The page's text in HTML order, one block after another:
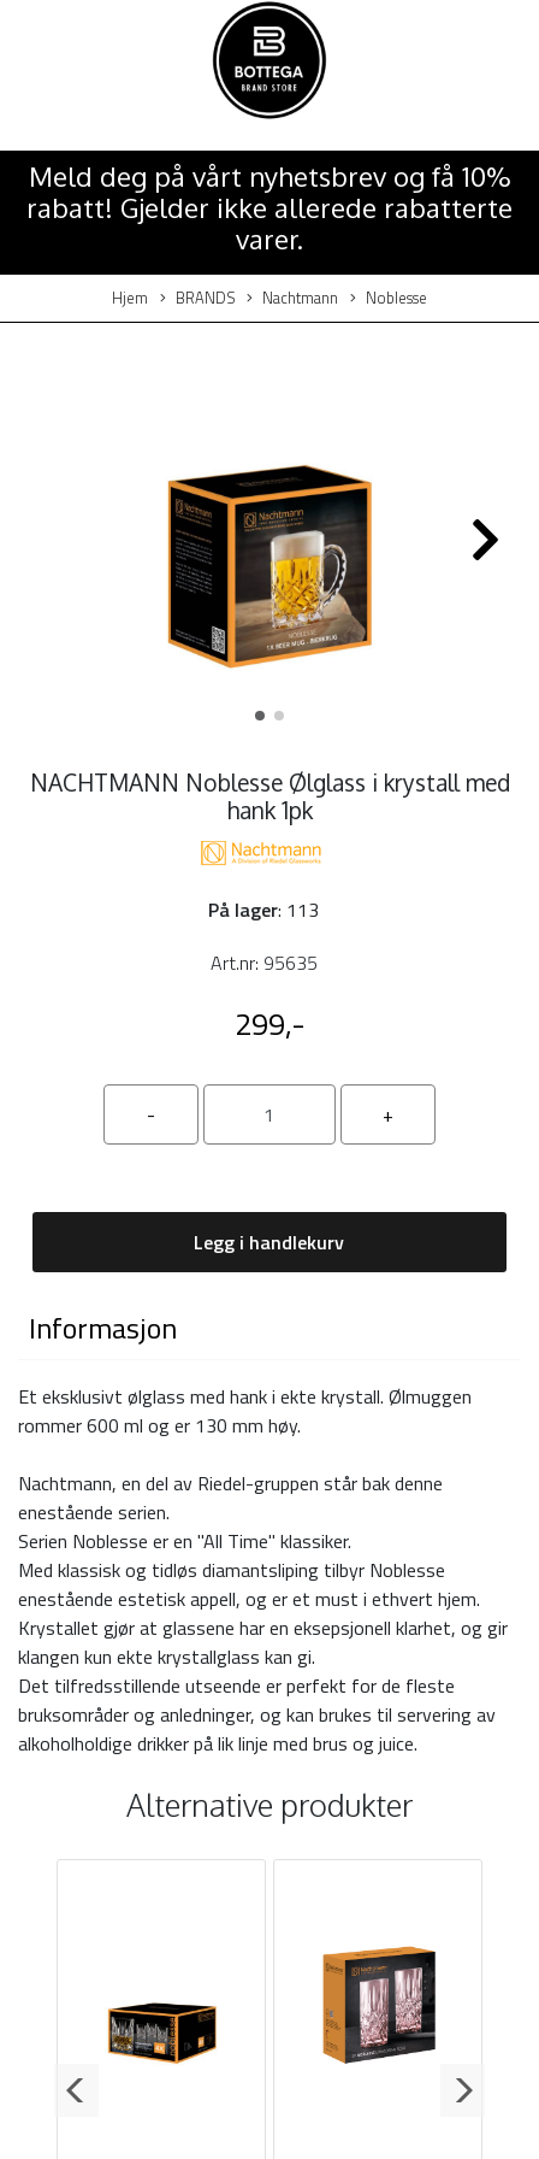
Meld deg på vårt nyhetsbrev og få 10%
rabatt! Gjelder ikke allerede rabatterte
varer.
Hjem BRANDS Nachtmann Noblesse
NACHTMANN Noblesse Ølglass i krystall med
hank 1pk
På lager: 113
Art.nr: 95635
299,-
Legg i handlekurv
Informasjon
Et eksklusivt ølglass med hank i ekte krystall. Ølmuggen
rommer 600 ml og er 130 mm høy.
Nachtmann, en del av Riedel-gruppen står bak denne
enestående serien.
Serien Noblesse er en "All Time" klassiker.
Med klassisk og tidløs diamantsliping tilbyr Noblesse
enestående estetisk appell, og er et must i ethvert hjem.
Krystallet gjør at glassene har en eksepsjonell klarhet, og gir
klangen kun ekte krystallglass kan gi.
Det tilfredsstillende utseende er perfekt for de fleste
bruksområder og anledninger, og kan brukes til servering av
alkoholholdige drikker på lik linje med brus og juice.
Alternative produkter